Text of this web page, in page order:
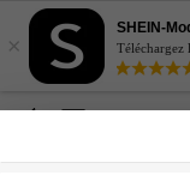
×
SHEIN-
Téléchargez